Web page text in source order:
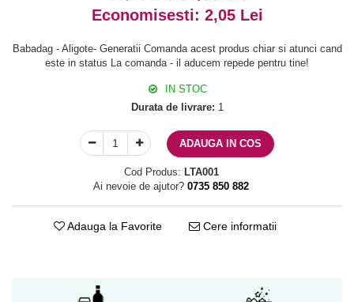
Economisesti: 2,05 Lei
Babadag - Aligote- Generatii Comanda acest produs chiar si atunci cand
este in status La comanda - il aducem repede pentru tine!
IN STOC
Durata de livrare: 1
ADAUGA IN COS
Cod Produs: LTA001
Ai nevoie de ajutor? 0735 850 882
Adauga la Favorite Cere informatii